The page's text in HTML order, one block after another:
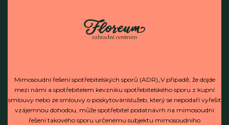
Mimosoudní řešení spotřebitelských sporů (ADR)„V případě, že dojde
mezi námi a spotřebitelem kevzniku spotřebitelského sporu z kupní
smlouvy nebo ze smlouvy o poskytováníslužeb, který se nepodaří vyřešit
vzájemnou dohodou, může spotřebitel podatnávrh na mimosoudní
řešení takového sporu určenému subjektu mimosoudního